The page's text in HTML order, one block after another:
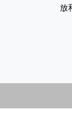
放